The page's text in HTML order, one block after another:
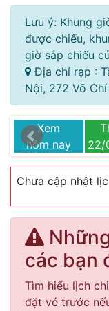
Lưu ý: Khung
được chiếu,
giờ sắp chiếu
Địa chỉ rạp :
Nội, 272 Võ
Xem
hôm nay
22/
Chưa cập nhật
các bạn
Tìm hiểu lịch
đặt vé trước